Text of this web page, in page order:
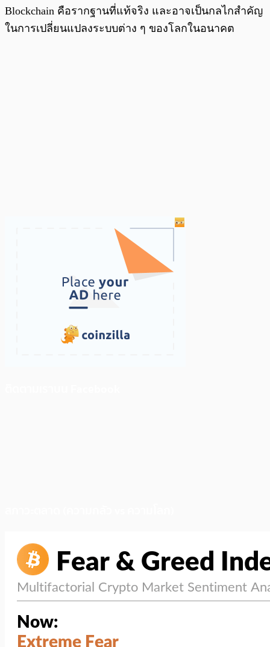
Blockchain คือรากฐานที่แท้จริง และอาจเป็นกลไกสำคัญ
ในการเปลี่ยนแปลงระบบต่าง ๆ ของโลกในอนาคต